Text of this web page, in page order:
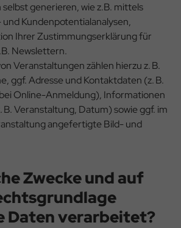
generieren, wie z.B. mittels
Kundenpotentialanalysen,
Ihrer Zustimmungserklärung für
Newslettern.
Veranstaltungen zählen hierzu z. B.
ggf. Adresse und Kontaktdaten (z. B.
Online-Anmeldung), Informationen
B. Veranstaltung, Datum) sowie ggf. im
angefertigte Bild- und
Zwecke und auf
Daten verarbeitet?